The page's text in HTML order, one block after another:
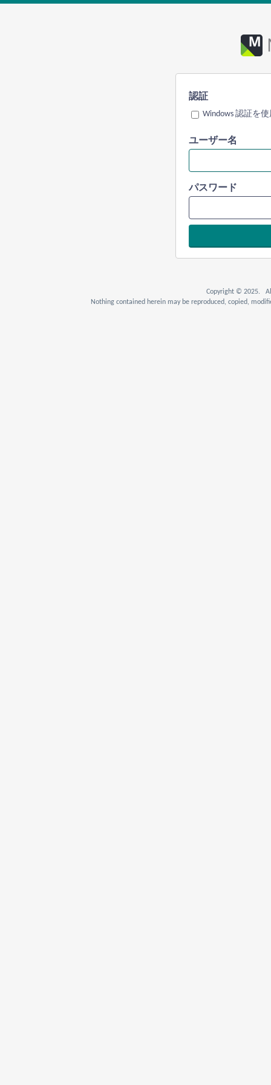
認証
Windows 認証を
ユーザー名
パスワード
Copyright © 2025. All
Nothing contained herein may be reproduced, copied,